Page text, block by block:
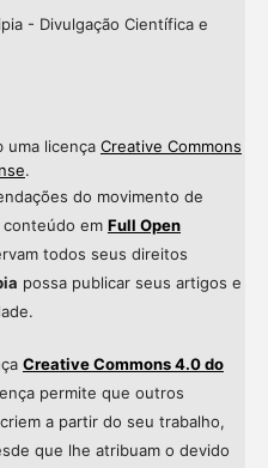
- Divulgação Científica e
uma licença Creative Commons
.
do movimento de
em Full Open
todos seus direitos
possa publicar seus artigos e
Creative Commons 4.0 do
permite que outros
a partir do seu trabalho,
que lhe atribuam o devido